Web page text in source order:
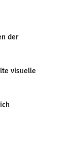
der
visuelle